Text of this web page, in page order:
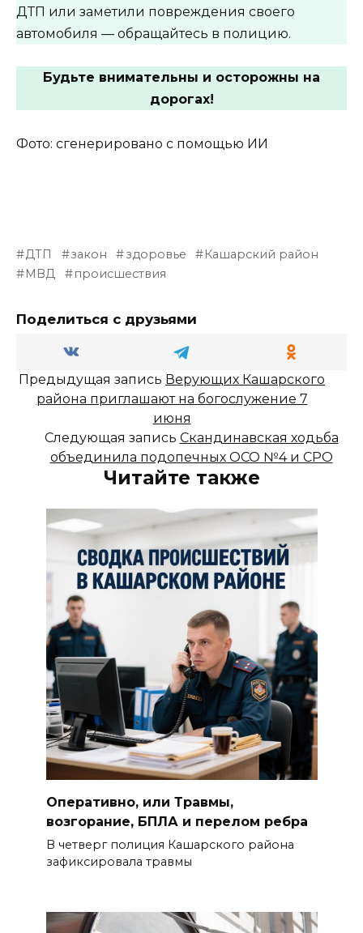
ДТП или заметили повреждения своего
автомобиля — обращайтесь в полицию.
Будьте внимательны и осторожны на
дорогах!
Фото: сгенерировано с помощью ИИ
ДТП закон здоровье
Кашарский район
МВД
происшествия
Поделиться с друзьями
Предыдущая запись Верующих Кашарского
района приглашают на богослужение 7
июня
Следующая запись Скандинавская ходьба
объединила подопечных ОСО №4 и СРО
Читайте также
Оперативно, или Травмы,
возгорание, БПЛА и перелом ребра
В четверг полиция Кашарского района
зафиксировала травмы